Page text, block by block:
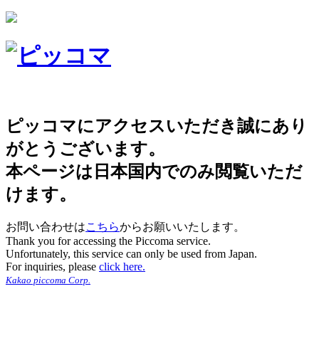
ピッコマにアクセスいただき誠にあり
がとうございます。
本ページは日本国内でのみ閲覧いただ
けます。
お問い合わせはこちらからお願いいたします。
Thank you for accessing the Piccoma service.
Unfortunately, this service can only be used from Japan.
For inquiries, please click here.
Kakao piccoma Corp.